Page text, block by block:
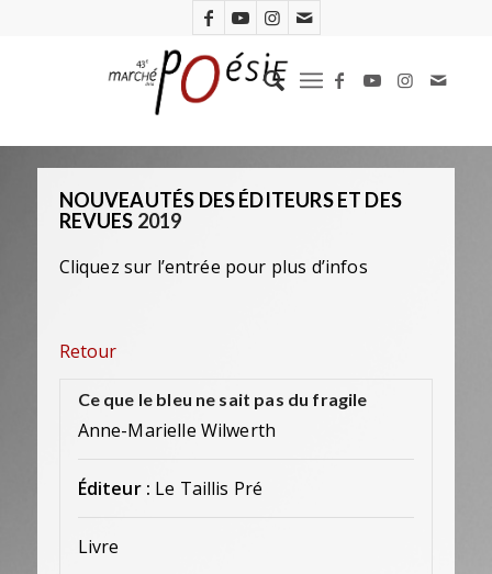
NOUVEAUTÉS DES ÉDITEURS ET DES
REVUES 2019
Cliquez sur l’entrée pour plus d’infos
Retour
Ce que le bleu ne sait pas du fragile
Anne-Marielle Wilwerth
Éditeur : Le Taillis Pré
Livre